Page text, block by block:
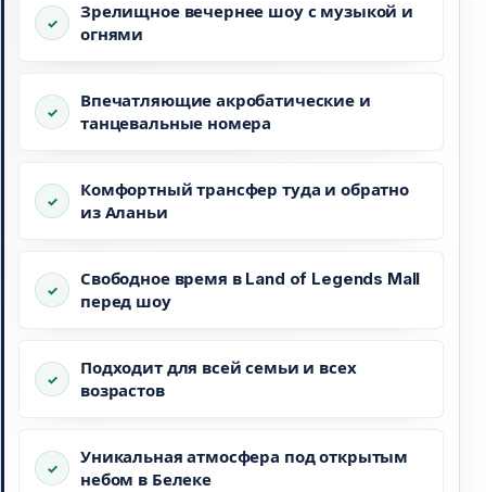
Зрелищное вечернее шоу с музыкой и
огнями
Впечатляющие акробатические и
танцевальные номера
Комфортный трансфер туда и обратно
из Аланьи
Свободное время в Land of Legends Mall
перед шоу
Подходит для всей семьи и всех
возрастов
Уникальная атмосфера под открытым
небом в Белеке